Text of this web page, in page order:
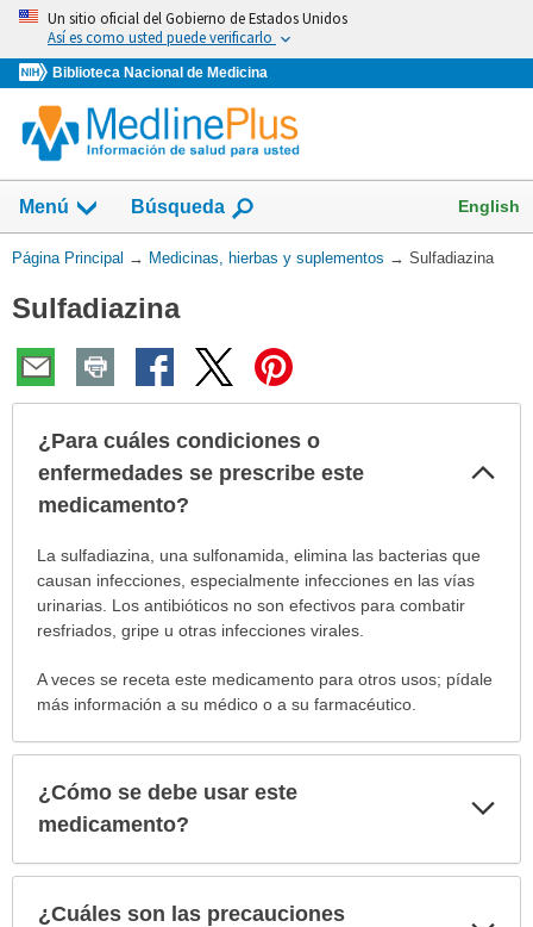
Omita
vaya
al
Contenido
Un sitio oficial del Gobierno de Estados Unidos
Así es como usted puede verificarlo
Biblioteca Nacional de Medicina
Menú
Mostrar
campo
de
Búsqueda English
Usted
aquí:
Página Principal → Medicinas, hierbas y suplementos → Sulfadiazina
Sulfadiazina
¿Para cuáles condiciones o
enfermedades se prescribe este
medicamento?
¿Para
cuáles
condiciones
prescribe
medicamento?
sido
extendido.
La sulfadiazina, una sulfonamida, elimina las bacterias que
causan infecciones, especialmente infecciones en las vías
urinarias. Los antibióticos no son efectivos para combatir
resfriados, gripe u otras infecciones virales.
A veces se receta este medicamento para otros usos; pídale
más información a su médico o a su farmacéutico.
¿Cómo se debe usar este
medicamento?
¿Cuáles son las precauciones